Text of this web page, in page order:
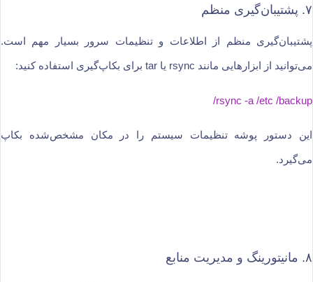
۷. پشتیبان‌گیری منظم
پشتیبان‌گیری منظم از اطلاعات و تنظیمات سرور بسیار مهم است.
می‌توانید از ابزارهایی مانند rsync یا tar برای بکاپ‌گیری استفاده کنید:
rsync -a /etc /backup/
این دستور پوشه تنظیمات سیستم را در مکان مشخص‌شده بکاپ
می‌گیرد.
۸. مانیتورینگ و مدیریت منابع